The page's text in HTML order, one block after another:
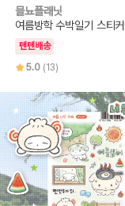
믈뇨플래닛
여름방학 수박일기 스티커
텐텐배송
5.0 (13)